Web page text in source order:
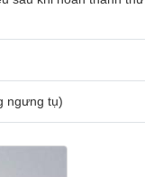
ngưng tụ)